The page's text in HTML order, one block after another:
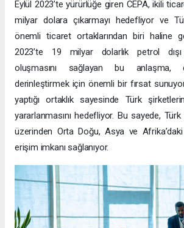
Eylül 2023’te yürürlüğe giren CEPA, ikili
milyar dolara çıkarmayı hedefliyor ve
önemli ticaret ortaklarından biri haline
2023’te 19 milyar dolarlık petrol
oluşmasını sağlayan bu anlaşma,
derinleştirmek için önemli bir fırsat
yaptığı ortaklık sayesinde Türk
yararlanmasını hedefliyor. Bu sayede,
üzerinden Orta Doğu, Asya ve
erişim imkanı sağlanıyor.